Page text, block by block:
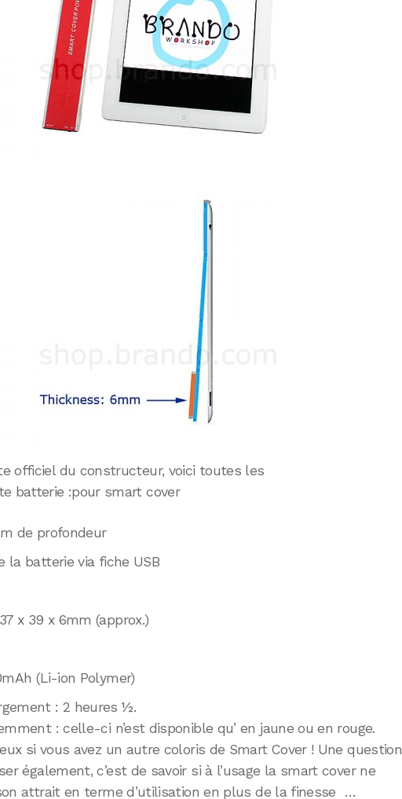
officiel du constructeur, voici toutes les
batterie :pour smart cover
de profondeur
la batterie via fiche USB
x 39 x 6mm (approx.)
(Li-ion Polymer)
: 2 heures ½.
: celle-ci n’est disponible qu’ en jaune ou en rouge.
si vous avez un autre coloris de Smart Cover ! Une question
également, c’est de savoir si à l’usage la smart cover ne
attrait en terme d’utilisation en plus de la finesse …